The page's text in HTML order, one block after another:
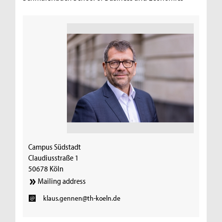
Campus Südstadt
Claudiusstraße 1
50678 Köln
Mailing address
klaus.gennen@th-koeln.de